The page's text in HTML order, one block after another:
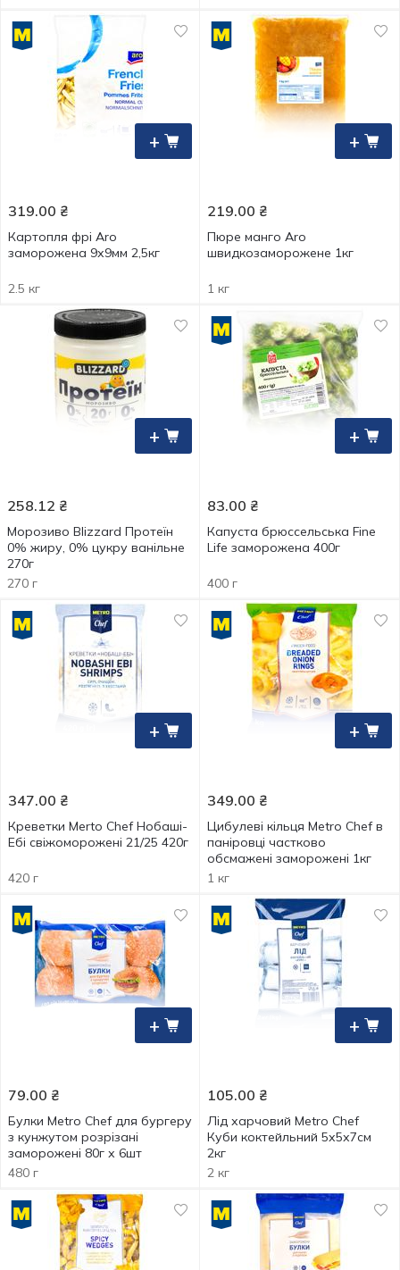
+
319.00 ₴
Картопля фрі Aro
заморожена 9х9мм 2,5кг
2.5 кг
+
219.00 ₴
Пюре манго Aro
швидкозаморожене 1кг
1 кг
+
258.12 ₴
Морозиво Blizzard Протеїн
0% жиру, 0% цукру ванільне
270г
270 г
+
83.00 ₴
Капуста брюссельська Fine
Life заморожена 400г
400 г
+
347.00 ₴
Креветки Merto Chef Нобаші-
Ебі свіжоморожені 21/25 420г
420 г
+
349.00 ₴
Цибулеві кільця Metro Chef в
паніровці частково
обсмажені заморожені 1кг
1 кг
+
79.00 ₴
Булки Metro Chef для бургеру
з кунжутом розрізані
заморожені 80г х 6шт
480 г
+
105.00 ₴
Лід харчовий Metro Chef
Куби коктейльний 5х5х7см
2кг
2 кг